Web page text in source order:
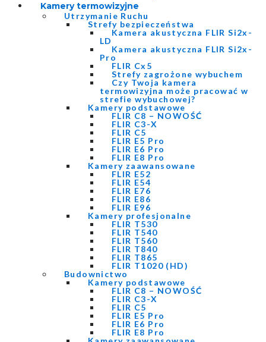
Kamery termowizyjne
Utrzymanie Ruchu
Strefy bezpieczeństwa
Kamera akustyczna FLIR Si2x-
LD
Kamera akustyczna FLIR Si2x-
Pro
FLIR Cx5
Strefy zagrożone wybuchem
Czy Twoja kamera
termowizyjna może pracować w
strefie wybuchowej?
Kamery podstawowe
FLIR C8 – NOWOŚĆ
FLIR C3-X
FLIR C5
FLIR E5 Pro
FLIR E6 Pro
FLIR E8 Pro
Kamery zaawansowane
FLIR E52
FLIR E54
FLIR E76
FLIR E86
FLIR E96
Kamery profesjonalne
FLIR T530
FLIR T540
FLIR T560
FLIR T840
FLIR T865
FLIR T1020 (HD)
Budownictwo
Kamery podstawowe
FLIR C8 – NOWOŚĆ
FLIR C3-X
FLIR C5
FLIR E5 Pro
FLIR E6 Pro
FLIR E8 Pro